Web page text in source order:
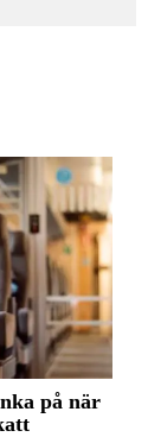
på när